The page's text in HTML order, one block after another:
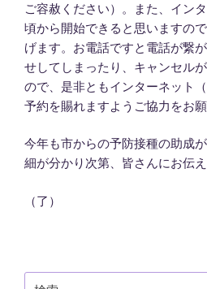
ご容赦ください）。また、イン
頃から開始できると思いますの
げます。お電話ですと電話が繋
せしてしまったり、キャンセル
ので、是非ともインターネット
予約を賜れますようご協力をお願
今年も市からの予防接種の助成
細が分かり次第、皆さんにお伝
（了）